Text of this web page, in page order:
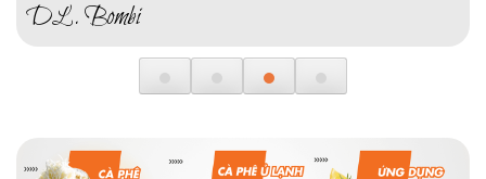
DL. Bombi